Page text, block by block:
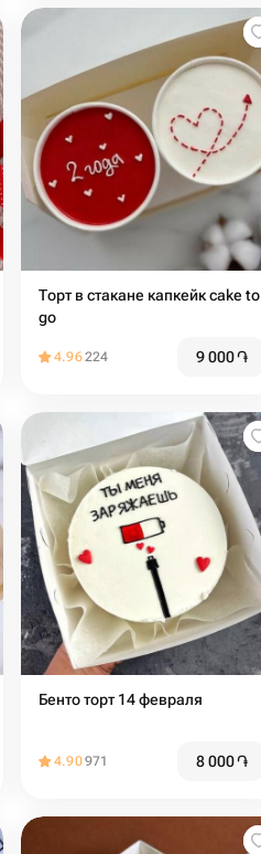
Торт в стакане капкейк cake to
go
4.96224 9 000֏
Бенто торт 14 февраля
4.90971 8 000֏